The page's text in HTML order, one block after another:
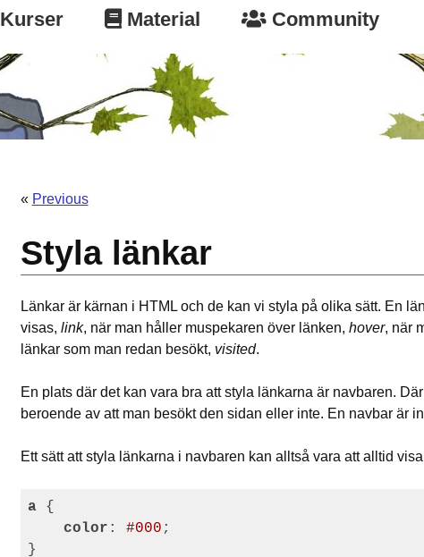
Kurser Material Community
« Previous
Styla länkar
Länkar är kärnan i HTML och de kan vi styla på olika sätt. En
visas, link, när man håller muspekaren över länken, hover, när
länkar som man redan besökt, visited.
En plats där det kan vara bra att styla länkarna är navbaren.
beroende av att man besökt den sidan eller inte. En navbar är
Ett sätt att styla länkarna i navbaren kan alltså vara att alltid
a {
color : #000 ;